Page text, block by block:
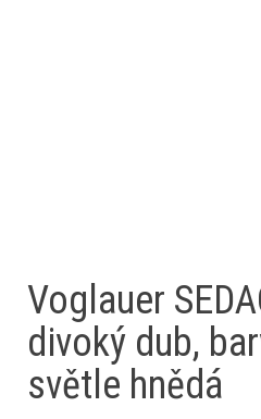
Voglauer
divoký dub,
světle hnědá